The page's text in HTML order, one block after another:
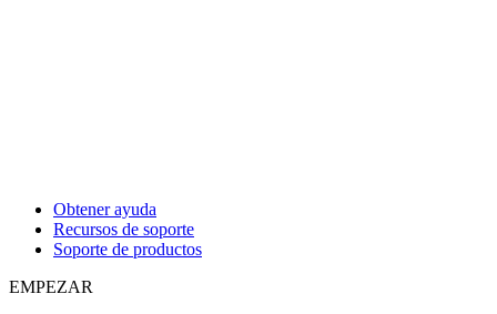
Obtener ayuda
Recursos de soporte
Soporte de productos
EMPEZAR